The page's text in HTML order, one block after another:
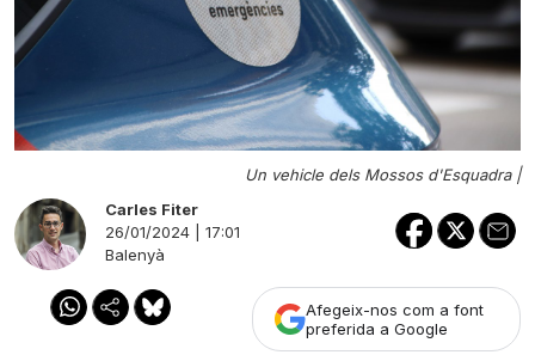
Un vehicle dels Mossos d'Esquadra |
Carles Fiter
26/01/2024 | 17:01
Balenyà
Afegeix-nos com a font
preferida a Google